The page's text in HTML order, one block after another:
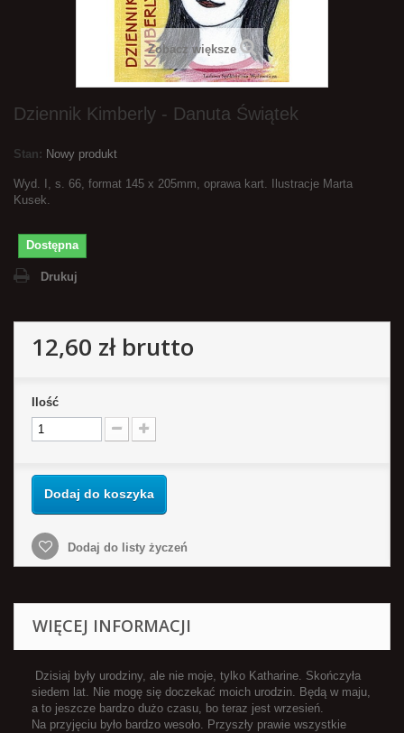
Zobacz większe
Dziennik Kimberly - Danuta Świątek
Stan: Nowy produkt
Wyd. I, s. 66, format 145 x 205mm, oprawa kart. Ilustracje Marta
Kusek.
Dostępna
Drukuj
12,60 złbrutto
Ilość
Dodaj do koszyka
Dodaj do listy życzeń
WIĘCEJ INFORMACJI
Dzisiaj były urodziny, ale nie moje, tylko Katharine. Skończyła
siedem lat. Nie mogę się doczekać moich urodzin. Będą w maju,
a to jeszcze bardzo dużo czasu, bo teraz jest wrzesień.
Na przyjęciu było bardzo wesoło. Przyszły prawie wszystkie